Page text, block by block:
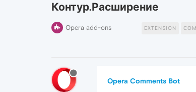
Контур.Расширение
Opera add-ons EXTENSION
Opera Comments Bot